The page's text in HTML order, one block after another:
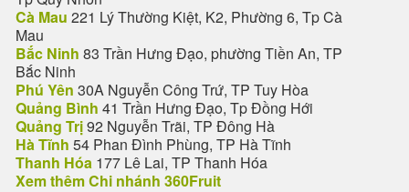
Cà Mau 221 Lý Thường Kiệt, K2, Phường 6, Tp Cà
Mau
Bắc Ninh 83 Trần Hưng Đạo, phường Tiền An, TP
Bắc Ninh
Phú Yên 30A Nguyễn Công Trứ, TP Tuy Hòa
Quảng Bình 41 Trần Hưng Đạo, Tp Đồng Hới
Quảng Trị92 Nguyễn Trãi, TP Đông Hà
Hà Tĩnh 54 Phan Đình Phùng, TP Hà Tĩnh
Thanh Hóa 177 Lê Lai, TP Thanh Hóa
Xem thêm Chi nhánh 360Fruit